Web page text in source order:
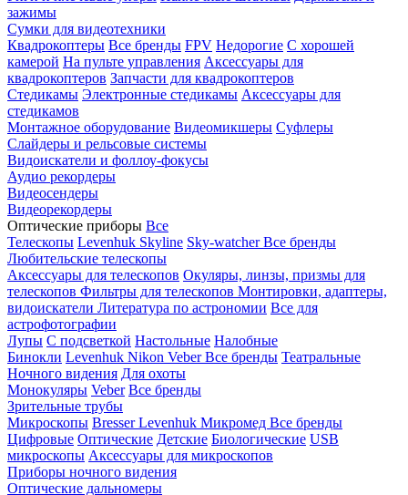
зажимы
Сумки для видеотехники
Квадрокоптеры Все бренды FPV Недорогие С хорошей
камерой На пульте управления Аксессуары для
квадрокоптеров Запчасти для квадрокоптеров
Стедикамы Электронные стедикамы Аксессуары для
стедикамов
Монтажное оборудование Видеомикшеры Суфлеры
Слайдеры и рельсовые системы
Видоискатели и фоллоу-фокусы
Аудио рекордеры
Видеосендеры
Видеорекордеры
Оптические приборы Все
Телескопы Levenhuk Skyline Sky-watcherВсе бренды
Любительские телескопы
Аксессуары для телескопов Окуляры, линзы, призмы для
телескопов Фильтры для телескопов Монтировки, адаптеры,
видоискатели Литература по астрономии Все для
астрофотографии
Лупы С подсветкой Настольные Налобные
Бинокли Levenhuk Nikon VeberВсе бренды Театральные
Ночного видения Для охоты
Монокуляры Veber Все бренды
Зрительные трубы
Микроскопы BresserLevenhuk Микромед Все бренды
Цифровые Оптические Детские Биологические USB
микроскопы Аксессуары для микроскопов
Приборы ночного видения
Оптические дальномеры